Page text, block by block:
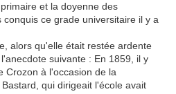
et la doyenne des
ce grade universitaire il y a
alors qu'elle était restée ardente
suivante : En 1859, il y
Crozon à l'occasion de la
qui dirigeait l'école avait